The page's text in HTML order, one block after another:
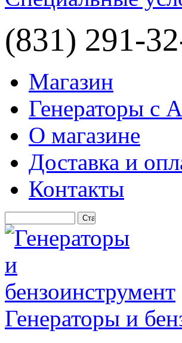
(831) 291-
Магазин
Генераторы с
О магазине
Доставка и
Контакты
Генераторы и